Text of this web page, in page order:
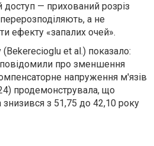
— прихований розріз
а не
ефекту «запалих очей».
et al.) показало:
повідомили про зменшення
напруження м'язів
продемонструвала, що
знизився з 51,75 до 42,10 року